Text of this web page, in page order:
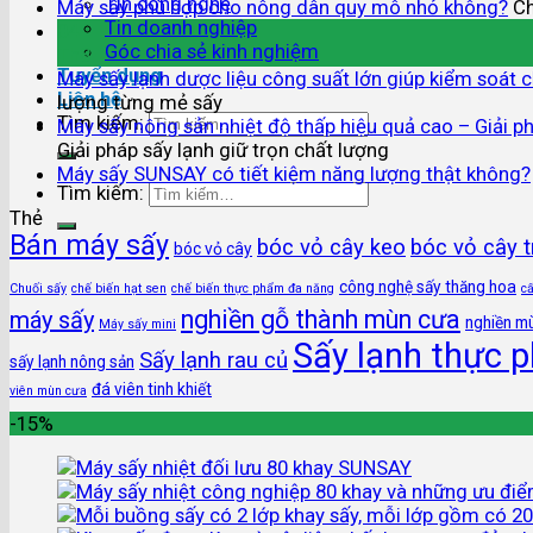
Tin doanh nghiệp
Góc chia sẻ kinh nghiệm
Tuyển dụng
Liên hệ
Tìm kiếm:
Tìm kiếm:
Máy sấy phù hợp cho nông dân quy mô nhỏ không?
Th8
Máy sấy lạnh dược liệu công suất lớn giúp kiểm soát
lượng từng mẻ sấy
Máy sấy nông sản nhiệt độ thấp hiệu quả cao – Giải
Giải pháp sấy lạnh giữ trọn chất lượng
Máy sấy SUNSAY có tiết kiệm năng lượng thật không?
Thẻ
Bán máy sấy bóc vỏ cây bóc vỏ cây keo bóc vỏ cây
Chuối sấy chế biến hạt sen chế biến thực phẩm đa năng công nghệ sấy thăng hoa
máy sấy Máy sấy mini nghiền gỗ thành mùn cưa nghiền
sấy lạnh nông sản Sấy lạnh rau củ Sấy lạnh thực
viên mùn cưa đá viên tinh khiết
-15%